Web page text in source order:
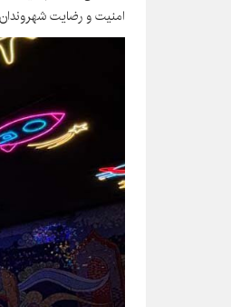
امنیت و رضایت